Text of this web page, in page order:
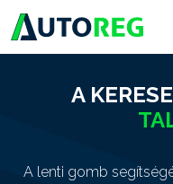
A
A lenti gomb